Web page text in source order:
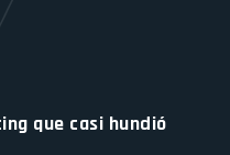
que casi hundió